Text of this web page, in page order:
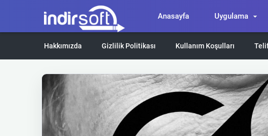
Anasayfa Uygulama
Hakkımızda Gizlilik Politikası Kullanım Koşulları